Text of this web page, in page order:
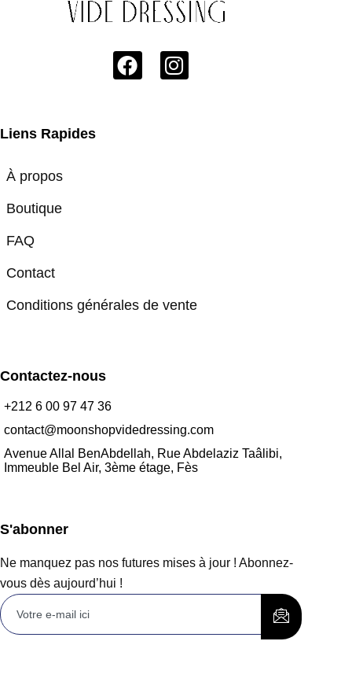
Liens Rapides
À propos
Boutique
FAQ
Contact
Conditions générales de vente
Contactez-nous
+212 6 00 97 47 36
contact@moonshopvidedressing.com
Avenue Allal BenAbdellah, Rue Abdelaziz Taâlibi,
Immeuble Bel Air, 3ème étage, Fès
S'abonner
Ne manquez pas nos futures mises à jour ! Abonnez-
vous dès aujourd’hui !